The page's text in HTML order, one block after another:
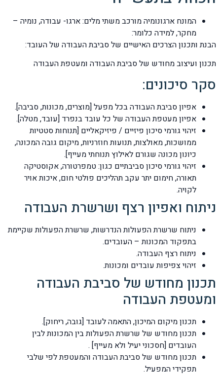
המונח ארגונומיה מורכב משתי מלים: ארגו- עבודה, נומיה –
מחקר, למידה כלומר:
הבנת ותכנון הצרכים האישיים של סביבת העבודה של העובד:
תכנון ועיצוב מחודש של סביבת העבודה ומעטפת העבודה
סקר סיכונים:
אפיון סביבת העבודה בכל מפעל [מוצרים, מכונות, סביבה].
אפיון מעטפת העבודה של כל עובד בנפרד [עובד, מטלה].
זיהוי גורמי סיכון פיזיים / פיזיקאליים [תנוחות סטטיות
ממושכות, מאולצות, תנועות חוזרניות, מיקום גובה המכונה,
כיונון מכונה שגורם לאילוץ תנוחתי מעייף].
זיהוי גורמי סיכון סביבתיים כגון: טמפרטורה, אקוסטיקה
תאורה, חימום יתר עקב תהליכים פולטי חום, איכות אויר
לקויה.
ניתוח ואפיון רצף ושרשרת העבודה
ניתוח שרשרת הפעולות הנדרשות, שרשרת הפעולות שקיימת
בתפקוד המכונות – העובדים.
ניתוח רצף העבודה.
זיהוי צפיפות עובדים ומכונות.
תכנון מחודש של סביבת העבודה
ומעטפת העבודה
תכנון מיקום המיכון, התאמה לעובד [גובה, ריחוק].
תכנון מחודש של שרשרת הפעולות בין המכונות לבין
העובדים [חסכוני יעיל ולא מעייף] .
תכנון מחודש של סביבת העבודה והמעטפת לפי שלבי
תפקידי המפעיל.